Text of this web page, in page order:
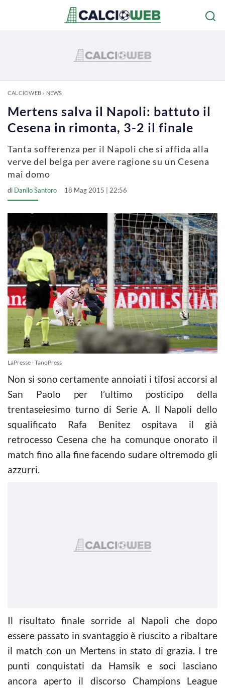
CALCIOWEB» NEWS
Mertens salva il Napoli: battuto il
Cesena in rimonta, 3-2 il finale
Tanta sofferenza per il Napoli che si affida alla
verve del belga per avere ragione su un Cesena
mai domo
di Danilo Santoro 18 Mag 2015 | 22:56
LaPresse - TanoPress
Non si sono certamente annoiati i tifosi accorsi al
San Paolo per l’ultimo posticipo della
trentaseiesimo turno di Serie A. Il Napoli dello
squalificato Rafa Benitez ospitava il già
retrocesso Cesena che ha comunque onorato il
match fino alla fine facendo sudare oltremodo gli
azzurri.
Il risultato finale sorride al Napoli che dopo
essere passato in svantaggio è riuscito a ribaltare
il match con un Mertens in stato di grazia. I tre
punti conquistati da Hamsik e soci lasciano
ancora aperto il discorso Champions League